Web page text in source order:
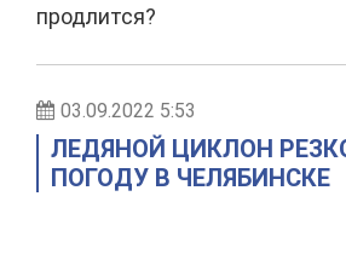
продлится?
03.09.2022 5:53
ЛЕДЯНОЙ ЦИКЛОН
ПОГОДУ В ЧЕЛЯБИНСКЕ